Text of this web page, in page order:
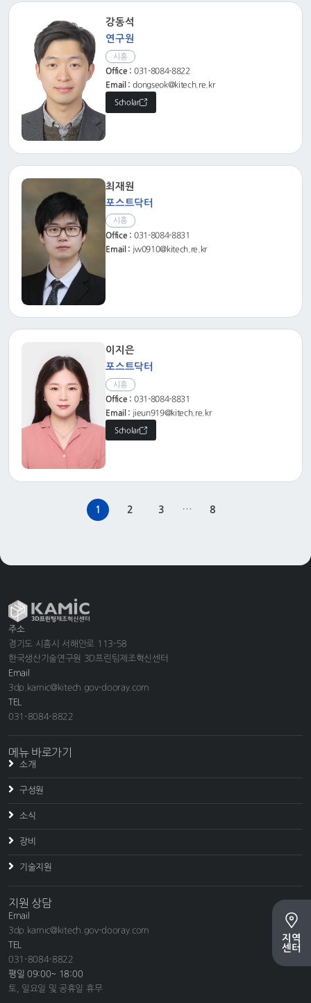
강동석
연구원
시흥
Office : 031-8084-8822
Email : dongseok@kitech.re.kr
Scholar
최재원
포스트닥터
시흥
Office : 031-8084-8831
Email : jw0910@kitech.re.kr
이지은
포스트닥터
시흥
Office : 031-8084-8831
Email : jieun919@kitech.re.kr
Scholar
1 2 3 … 8
주소
경기도 시흥시 서해안로 113-58
한국생산기술연구원 3D프린팅제조혁신센터
Email
3dp.kamic@kitech.gov-dooray.com
TEL
031-8084-8822
메뉴 바로가기
소개
구성원
소식
장비
기술지원
지원 상담
Email
3dp.kamic@kitech.gov-dooray.com
TEL
031-8084-8822
평일 09:00~ 18:00
토, 일요일 및 공휴일 휴무
지역
센터